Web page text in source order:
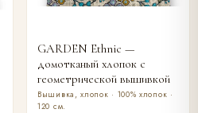
GARDEN Ethnic —
домотканый хлопок с
геометрической вышивкой
Вышивка, хлопок · 100% хлопок ·
120 см.